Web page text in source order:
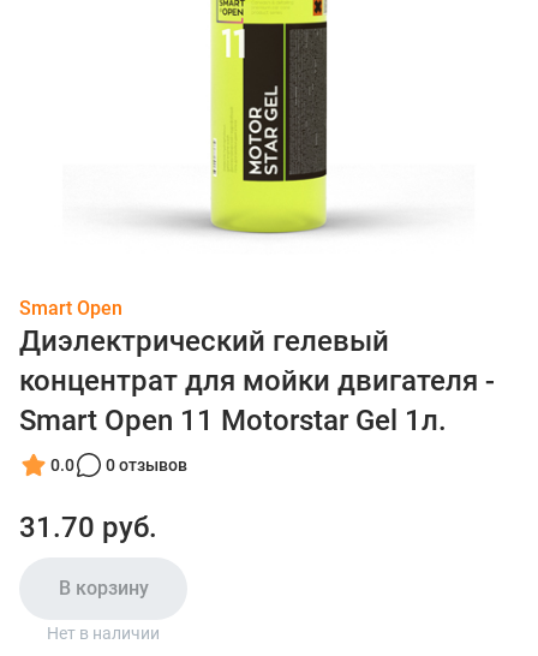
Smart Open
Диэлектрический гелевый
концентрат для мойки двигателя -
Smart Open 11 Motorstar Gel 1л.
0.0 0 отзывов
31.70 руб.
В корзину
Нет в наличии